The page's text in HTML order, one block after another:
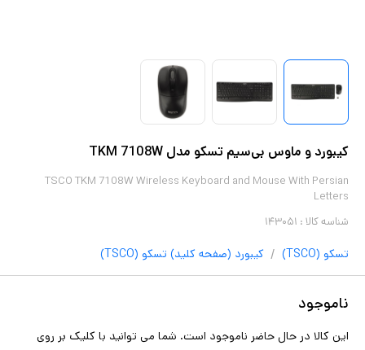
کیبورد و ماوس بی‌سیم تسکو مدل TKM 7108W
TSCO TKM 7108W Wireless Keyboard and Mouse With Persian
Letters
شناسه کالا : ۱۴۳۰۵۱
تسکو (TSCO) / کیبورد (صفحه کلید) تسکو (TSCO)
ناموجود
این کالا در حال حاضر ناموجود است. شما می توانید با کلیک بر روی